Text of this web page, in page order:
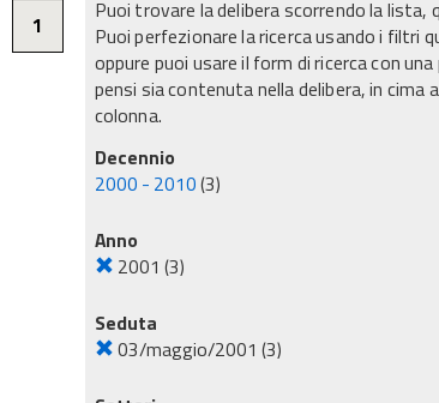
1
Puoi trovare la delibera scorrendo la lista,
Puoi perfezionare la ricerca usando i filtri
oppure puoi usare il form di ricerca con una
pensi sia contenuta nella delibera, in cima
colonna.
Decennio
2000 - 2010(3)
Anno
2001 (3)
Seduta
03/maggio/2001 (3)